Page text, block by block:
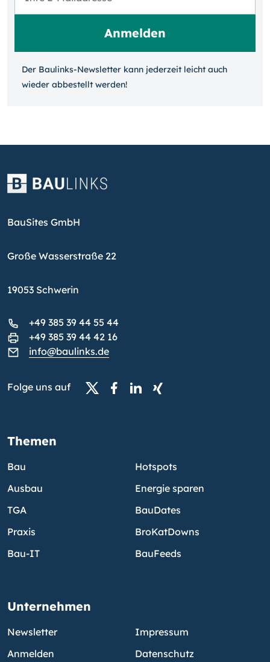
Der Baulinks-Newsletter kann jeder­zeit leicht auch
wieder ab­bestellt werden!
BauSites GmbH
Große Wasserstraße 22
19053 Schwerin
+49 385 39 44 55 44
+49 385 39 44 42 16
info@baulinks.de
Folge uns auf
Themen
Bau
Ausbau
TGA
Praxis
Bau-IT
Hotspots
Energie sparen
BauDates
BroKatDowns
BauFeeds
Unternehmen
Newsletter
Anmelden
Impressum
Datenschutz